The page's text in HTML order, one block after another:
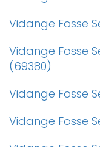
Vidange Fosse
Vidange Fosse
(69380)
Vidange Fosse
Vidange Fosse